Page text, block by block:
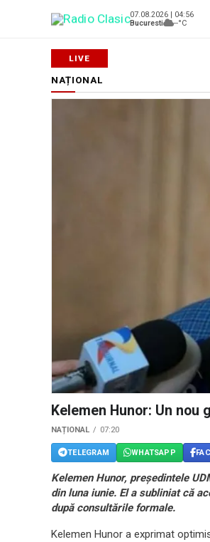
07.08.2026 | 04:56
Bucuresti
--°C
NAȚIONAL
Kelemen Hunor: Un
NAȚIONAL 07:20
TELEGRAM WHATSAPP
Kelemen Hunor, preşedintele
din luna iunie. El a subliniat că
după consultările formale.
Kelemen Hunor a exprimat